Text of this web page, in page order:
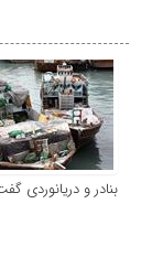
بنادر و دریانوردی